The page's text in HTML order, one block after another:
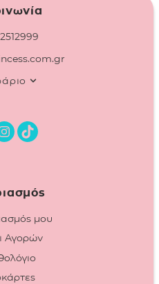
μου
Αγορών